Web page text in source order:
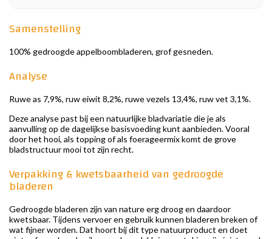
Samenstelling
100% gedroogde appelboombladeren, grof gesneden.
Analyse
Ruwe as 7,9%, ruw eiwit 8,2%, ruwe vezels 13,4%, ruw vet 3,1%.
Deze analyse past bij een natuurlijke bladvariatie die je als
aanvulling op de dagelijkse basisvoeding kunt aanbieden. Vooral
door het hooi, als topping of als foerageermix komt de grove
bladstructuur mooi tot zijn recht.
Verpakking & kwetsbaarheid van gedroogde
bladeren
Gedroogde bladeren zijn van nature erg droog en daardoor
kwetsbaar. Tijdens vervoer en gebruik kunnen bladeren breken of
wat fijner worden. Dat hoort bij dit type natuurproduct en doet